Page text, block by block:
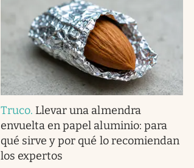
Truco. Llevar una almendra
envuelta en papel aluminio: para
qué sirve y por qué lo recomiendan
los expertos